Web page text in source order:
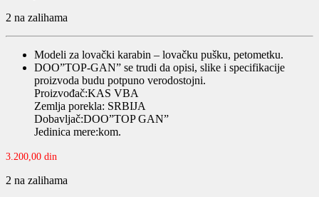
2 na zalihama
Modeli za lovački karabin – lovačku pušku, petometku.
DOO”TOP-GAN” se trudi da opisi, slike i specifikacije
proizvoda budu potpuno verodostojni.
Proizvođač:KAS VBA
Zemlja porekla: SRBIJA
Dobavljač:DOO”TOP GAN”
Jedinica mere:kom.
3.200,00 din
2 na zalihama